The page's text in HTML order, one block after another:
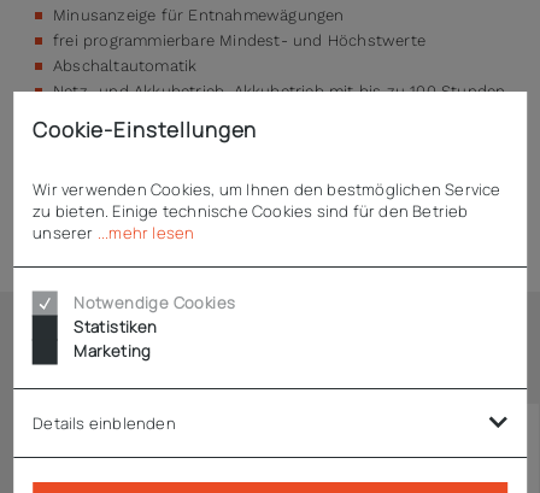
Minusanzeige für Entnahmewägungen
frei programmierbare Mindest- und Höchstwerte
Abschaltautomatik
Netz- und Akkubetrieb, Akkubetrieb mit bis zu 100 Stunden
Technische Daten
Ähnliche Artikel
KONFIGURIERBAR
Cookie-Einstellungen
Wir verwenden Cookies, um Ihnen den bestmöglichen Service
zu bieten. Einige technische Cookies sind für den Betrieb
unserer ...mehr lesen
Notwendige Cookies
Statistiken
Marketing
Details einblenden